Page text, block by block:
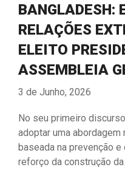
BANGLADESH:
RELAÇÕES
ELEITO
ASSEMBLEIA
3 de Junho, 2026
No seu primeiro
adoptar uma abordagem
baseada na prevenção
reforço da construção